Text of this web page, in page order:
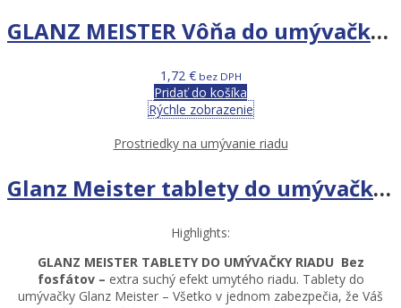
GLANZ MEISTER Vôňa do umývačky riadu Citrón
1,72 €bez DPH
Pridať do košíka
Rýchle zobrazenie
Prostriedky na umývanie riadu
Glanz Meister tablety do umývačky riadu 90ks
Highlights:
GLANZ MEISTER TABLETY DO UMÝVAČKY RIADU Bez
fosfátov – extra suchý efekt umytého riadu. Tablety do
umývačky Glanz Meister – Všetko v jednom zabezpečia, že Váš